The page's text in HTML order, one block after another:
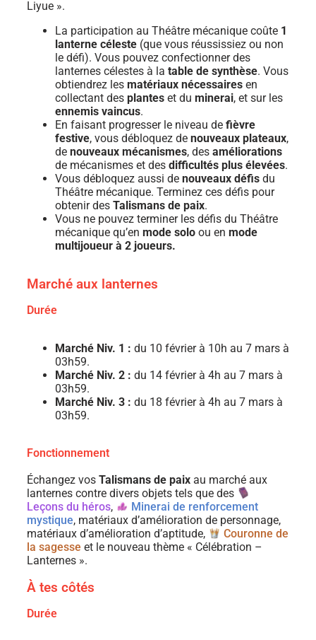
Liyue ».
La participation au Théâtre mécanique coûte 1
lanterne céleste (que vous réussissiez ou non
le défi). Vous pouvez confectionner des
lanternes célestes à la table de synthèse. Vous
obtiendrez les matériaux nécessaires en
collectant des plantes et du minerai, et sur les
ennemis vaincus.
En faisant progresser le niveau de fièvre
festive, vous débloquez de nouveaux plateaux,
de nouveaux mécanismes, des améliorations
de mécanismes et des difficultés plus élevées.
Vous débloquez aussi de nouveaux défis du
Théâtre mécanique. Terminez ces défis pour
obtenir des Talismans de paix.
Vous ne pouvez terminer les défis du Théâtre
mécanique qu’en mode solo ou en mode
multijoueur à 2 joueurs.
Marché aux lanternes
Durée
Marché Niv. 1 : du 10 février à 10h au 7 mars à
03h59.
Marché Niv. 2 : du 14 février à 4h au 7 mars à
03h59.
Marché Niv. 3 : du 18 février à 4h au 7 mars à
03h59.
Fonctionnement
Échangez vos Talismans de paix au marché aux
lanternes contre divers objets tels que des
Leçons du héros,
Minerai de renforcement
mystique, matériaux d’amélioration de personnage,
matériaux d’amélioration d’aptitude,
Couronne de
la sagesse et le nouveau thème « Célébration –
Lanternes ».
À tes côtés
Durée